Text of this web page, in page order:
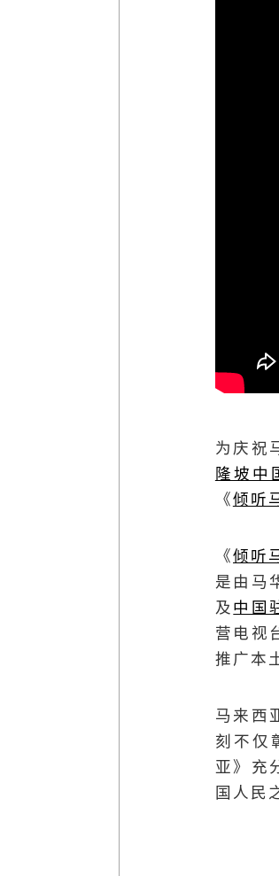
为庆祝
隆坡中
《倾听
《倾听
是 由马
及 中国
营电视
推广本
马来西
刻不仅
亚》充
国人民